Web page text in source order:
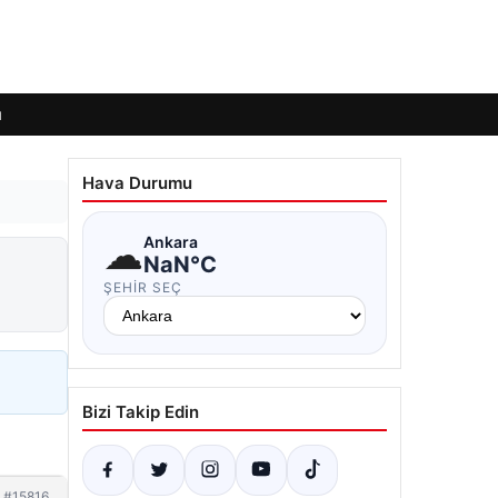
Hava Durumu
☁Ankara
NaN°C
ŞEHIR SEÇ
Bizi Takip Edin